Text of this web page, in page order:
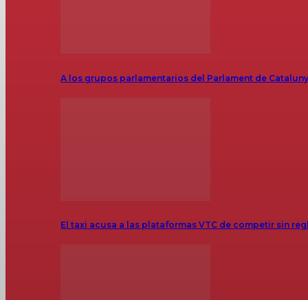
A los grupos parlamentarios del Parlament de
El taxi acusa a las plataformas VTC de competir sin